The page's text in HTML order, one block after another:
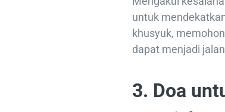
untuk
khusyuk,
dapat menjadi
3. Doa